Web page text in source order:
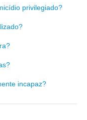
privilegiado?
incapaz?